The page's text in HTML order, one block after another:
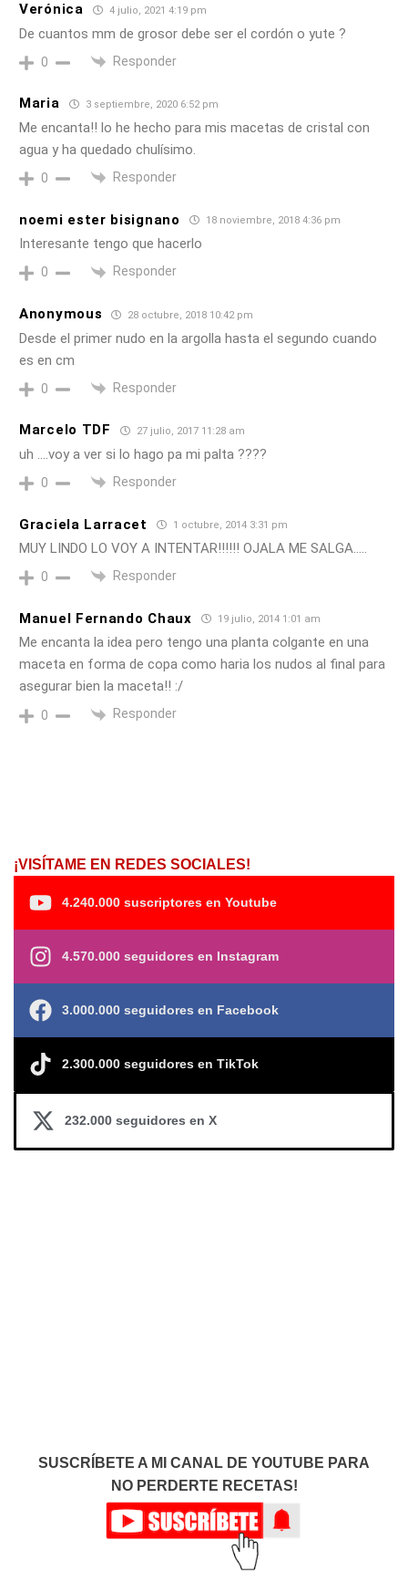
Verónica 4 julio, 2021 4:19 pm
De cuantos mm de grosor debe ser el cordón o yute ?
0 Responder
Maria 3 septiembre, 2020 6:52 pm
Me encanta!! lo he hecho para mis macetas de cristal con
agua y ha quedado chulísimo.
0 Responder
noemi ester bisignano 18 noviembre, 2018 4:36 pm
Interesante tengo que hacerlo
0 Responder
Anonymous 28 octubre, 2018 10:42 pm
Desde el primer nudo en la argolla hasta el segundo cuando
es en cm
0 Responder
Marcelo TDF 27 julio, 2017 11:28 am
uh ….voy a ver si lo hago pa mi palta ????
0 Responder
Graciela Larracet 1 octubre, 2014 3:31 pm
MUY LINDO LO VOY A INTENTAR!!!!!! OJALA ME SALGA…..
0 Responder
Manuel Fernando Chaux 19 julio, 2014 1:01 am
Me encanta la idea pero tengo una planta colgante en una
maceta en forma de copa como haria los nudos al final para
asegurar bien la maceta!! :/
0 Responder
¡VISÍTAME EN REDES SOCIALES!
4.240.000 suscriptores en Youtube
4.570.000 seguidores en Instagram
3.000.000 seguidores en Facebook
2.300.000 seguidores en TikTok
232.000 seguidores en X
SUSCRÍBETE A MI CANAL DE YOUTUBE PARA
NO PERDERTE RECETAS!